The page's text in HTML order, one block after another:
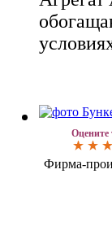
Оцените
Фирма-